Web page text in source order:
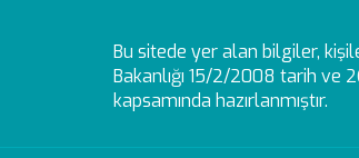
Bu sitede yer alan bilgiler,
Bakanlığı 15/2/2008 tarih ve
kapsamında hazırlanmıştır.